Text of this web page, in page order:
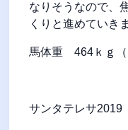
なりそうなので、
くりと進めていき
馬体重 464 ｋｇ（
サンタテレサ2019